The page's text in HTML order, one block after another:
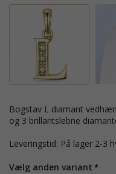
bogstav L diamant vedhæng i 9 karat guld med blank overflade
og 3 brillantslebne
Leveringstid: På lager 2-3
Vælg anden variant